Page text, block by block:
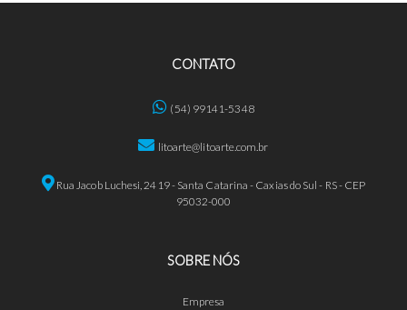
CONTATO
(54) 99141-5348
litoarte@litoarte.com.br
Rua Jacob Luchesi, 2419 - Santa Catarina - Caxias do Sul - RS - CEP
95032-000
SOBRE NÓS
Empresa